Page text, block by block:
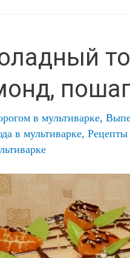
в мультиварке,
в мультиварке, Рецепты